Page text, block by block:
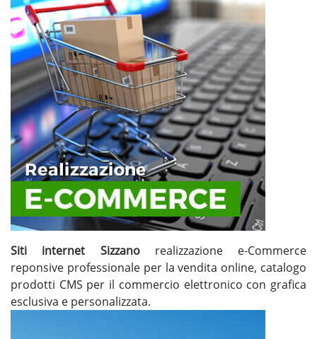
Siti internet Sizzanorealizzazione e-Commerce
reponsive professionale per la vendita online, catalogo
prodotti CMS per il commercio elettronico con grafica
esclusiva e personalizzata.